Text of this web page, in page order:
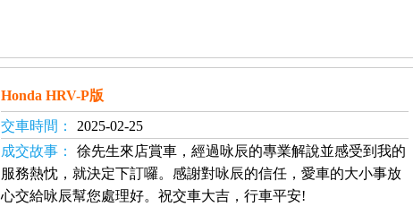
Honda HRV-P版
交車時間：
2025-02-25
成交故事：
徐先生來店賞車，經過咏辰的專業解說並感受到我的
服務熱忱，就決定下訂囉。感謝對咏辰的信任，愛車的大小事放
心交給咏辰幫您處理好。祝交車大吉，行車平安!